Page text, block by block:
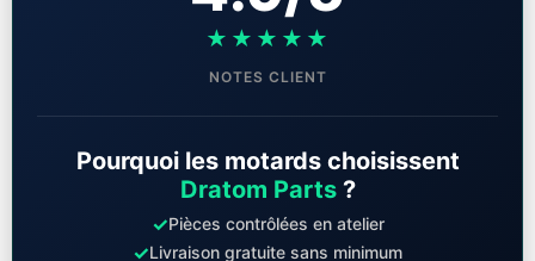
★★★★★
NOTES CLIENT
Pourquoi les motards choisissent
Dratom Parts?
✓Pièces contrôlées en atelier
✓Livraison gratuite sans minimum